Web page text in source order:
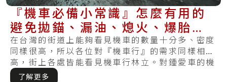
『機車必備小常識』怎麼有用的
避免拋錨、漏油、熄火、爆胎再
次發生？
在台灣的街道上能夠看見機車的數量十分多、密度
同樣很高，所以各位對『機車行』的需求同樣相當
高，街上各處皆能看見機車行林立。對鍾愛車的機
車族.....
了解更多